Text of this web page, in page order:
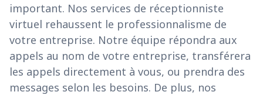
important. Nos services de réceptionniste
virtuel rehaussent le professionnalisme de
votre entreprise. Notre équipe répondra aux
appels au nom de votre entreprise, transférera
les appels directement à vous, ou prendra des
messages selon les besoins. De plus, nos